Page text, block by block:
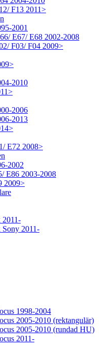
F13 2011>
2001
E67/ E68 2002-2008
F03/ F04 2009>
2010
2006
2013
E72 2008>
2002
E86 2003-2008
2009>
2011-
1998-2004
2005-2010 (rektangulär)
2005-2010 (rundad HU)
2011-